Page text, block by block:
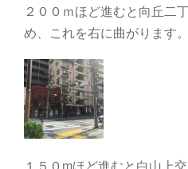
２００ｍほど進むと向丘二
め、これを右に曲がります。
１５０mほど進むと白山上